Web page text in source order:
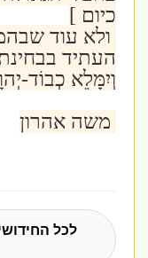
כיום ]
ולא עוד
העתיד בבחינת :
וְיִמָּלֵא כְבוֹד-
משה אהרון
לכל